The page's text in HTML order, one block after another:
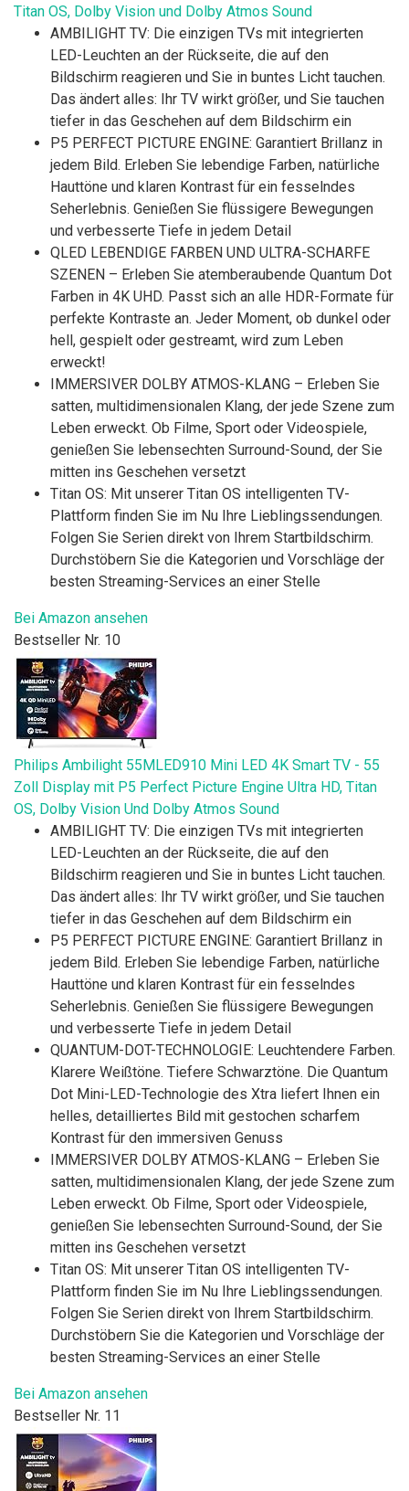
Titan OS, Dolby Vision und Dolby Atmos Sound
AMBILIGHT TV: Die einzigen TVs mit integrierten
LED-Leuchten an der Rückseite, die auf den
Bildschirm reagieren und Sie in buntes Licht tauchen.
Das ändert alles: Ihr TV wirkt größer, und Sie tauchen
tiefer in das Geschehen auf dem Bildschirm ein
P5 PERFECT PICTURE ENGINE: Garantiert Brillanz in
jedem Bild. Erleben Sie lebendige Farben, natürliche
Hauttöne und klaren Kontrast für ein fesselndes
Seherlebnis. Genießen Sie flüssigere Bewegungen
und verbesserte Tiefe in jedem Detail
QLED LEBENDIGE FARBEN UND ULTRA-SCHARFE
SZENEN – Erleben Sie atemberaubende Quantum Dot
Farben in 4K UHD. Passt sich an alle HDR-Formate für
perfekte Kontraste an. Jeder Moment, ob dunkel oder
hell, gespielt oder gestreamt, wird zum Leben
erweckt!
IMMERSIVER DOLBY ATMOS-KLANG – Erleben Sie
satten, multidimensionalen Klang, der jede Szene zum
Leben erweckt. Ob Filme, Sport oder Videospiele,
genießen Sie lebensechten Surround-Sound, der Sie
mitten ins Geschehen versetzt
Titan OS: Mit unserer Titan OS intelligenten TV-
Plattform finden Sie im Nu Ihre Lieblingssendungen.
Folgen Sie Serien direkt von Ihrem Startbildschirm.
Durchstöbern Sie die Kategorien und Vorschläge der
besten Streaming-Services an einer Stelle
Bei Amazon ansehen
Bestseller Nr. 10
Philips Ambilight 55MLED910 Mini LED 4K Smart TV - 55
Zoll Display mit P5 Perfect Picture Engine Ultra HD, Titan
OS, Dolby Vision Und Dolby Atmos Sound
AMBILIGHT TV: Die einzigen TVs mit integrierten
LED-Leuchten an der Rückseite, die auf den
Bildschirm reagieren und Sie in buntes Licht tauchen.
Das ändert alles: Ihr TV wirkt größer, und Sie tauchen
tiefer in das Geschehen auf dem Bildschirm ein
P5 PERFECT PICTURE ENGINE: Garantiert Brillanz in
jedem Bild. Erleben Sie lebendige Farben, natürliche
Hauttöne und klaren Kontrast für ein fesselndes
Seherlebnis. Genießen Sie flüssigere Bewegungen
und verbesserte Tiefe in jedem Detail
QUANTUM-DOT-TECHNOLOGIE: Leuchtendere Farben.
Klarere Weißtöne. Tiefere Schwarztöne. Die Quantum
Dot Mini-LED-Technologie des Xtra liefert Ihnen ein
helles, detailliertes Bild mit gestochen scharfem
Kontrast für den immersiven Genuss
IMMERSIVER DOLBY ATMOS-KLANG – Erleben Sie
satten, multidimensionalen Klang, der jede Szene zum
Leben erweckt. Ob Filme, Sport oder Videospiele,
genießen Sie lebensechten Surround-Sound, der Sie
mitten ins Geschehen versetzt
Titan OS: Mit unserer Titan OS intelligenten TV-
Plattform finden Sie im Nu Ihre Lieblingssendungen.
Folgen Sie Serien direkt von Ihrem Startbildschirm.
Durchstöbern Sie die Kategorien und Vorschläge der
besten Streaming-Services an einer Stelle
Bei Amazon ansehen
Bestseller Nr. 11